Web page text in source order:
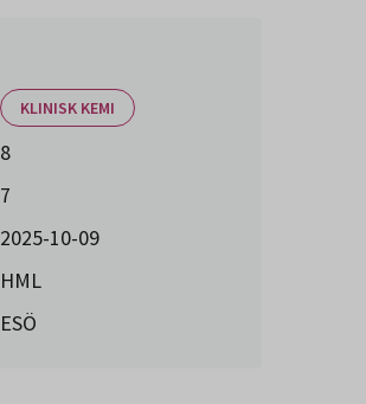
KLINISK KEMI
8
7
2025-10-09
HML
ESÖ